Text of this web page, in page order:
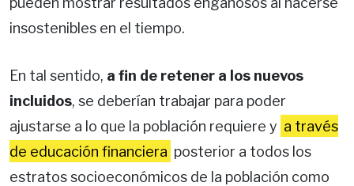
insostenibles en el tiempo.
En tal sentido, a fin de retener a los nuevos
incluidos, se deberían trabajar para poder
ajustarse a lo que la población requiere y a través
de educación financiera posterior a todos los
estratos socioeconómicos de la población como